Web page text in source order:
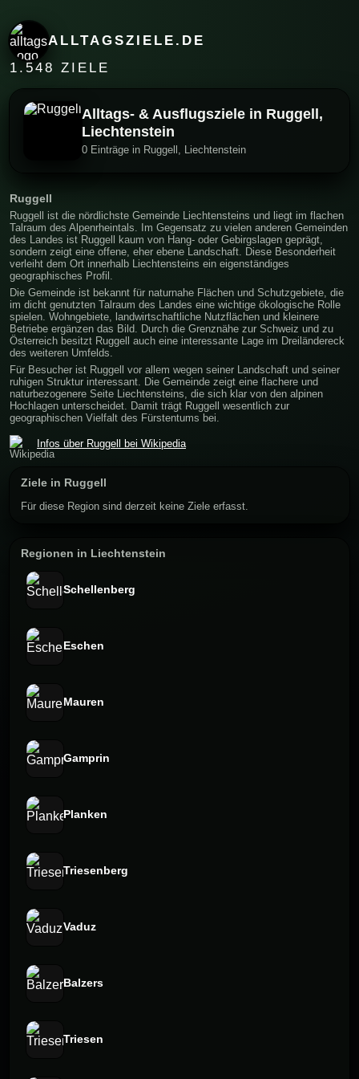
ALLTAGSZIELE.DE
1.548 ZIELE
Alltags- & Ausflugsziele in Ruggell,
Liechtenstein
0 Einträge in Ruggell, Liechtenstein
Ruggell
Ruggell ist die nördlichste Gemeinde Liechtensteins und liegt im flachen
Talraum des Alpenrheintals. Im Gegensatz zu vielen anderen Gemeinden
des Landes ist Ruggell kaum von Hang- oder Gebirgslagen geprägt,
sondern zeigt eine offene, eher ebene Landschaft. Diese Besonderheit
verleiht dem Ort innerhalb Liechtensteins ein eigenständiges
geographisches Profil.
Die Gemeinde ist bekannt für naturnahe Flächen und Schutzgebiete, die
im dicht genutzten Talraum des Landes eine wichtige ökologische Rolle
spielen. Wohngebiete, landwirtschaftliche Nutzflächen und kleinere
Betriebe ergänzen das Bild. Durch die Grenznähe zur Schweiz und zu
Österreich besitzt Ruggell auch eine interessante Lage im Dreiländereck
des weiteren Umfelds.
Für Besucher ist Ruggell vor allem wegen seiner Landschaft und seiner
ruhigen Struktur interessant. Die Gemeinde zeigt eine flachere und
naturbezogenere Seite Liechtensteins, die sich klar von den alpinen
Hochlagen unterscheidet. Damit trägt Ruggell wesentlich zur
geographischen Vielfalt des Fürstentums bei.
Infos über Ruggell bei Wikipedia
Ziele in Ruggell
Für diese Region sind derzeit keine Ziele erfasst.
Regionen in Liechtenstein
Schellenberg
Eschen
Mauren
Gamprin
Planken
Triesenberg
Vaduz
Balzers
Triesen